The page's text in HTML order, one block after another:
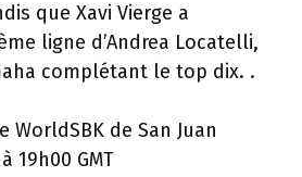
que Xavi Vierge a
ligne d’Andrea Locatelli,
complétant le top dix. .
WorldSBK de San Juan
19h00 GMT